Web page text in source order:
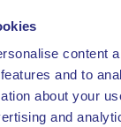
content
and to
about your
and